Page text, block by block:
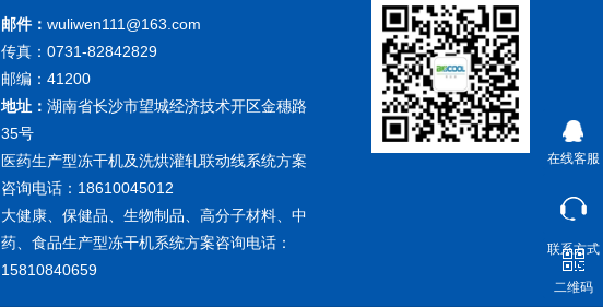
邮件： wuliwen111@163.com
传真：0731-82842829
邮编：41200
地址： 湖南省长沙市望城经济技术开区金穗路
35号
医药生产型冻干机及洗烘灌轧联动线系统方案
咨询电话：18610045012
大健康、保健品、生物制品、高分子材料、中
药、食品生产型冻干机系统方案咨询电话：
15810840659
在线客服
联系方式
二维码